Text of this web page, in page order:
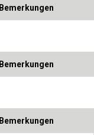
Bemerkungen
Bemerkungen
Bemerkungen